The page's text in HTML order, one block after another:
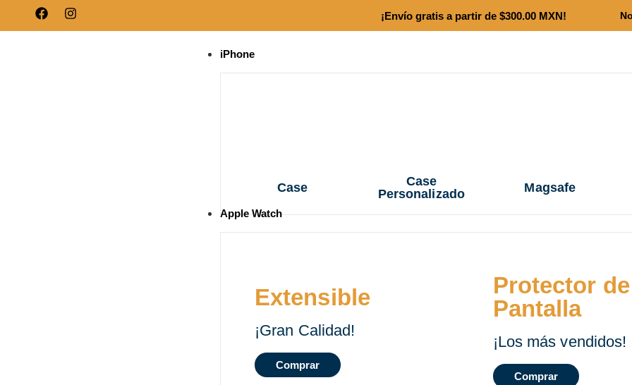
¡Envío gratis a partir de $300.00 MXN!
iPhone
Case
Case
Personalizado
Magsafe
Apple Watch
Extensible
¡Gran Calidad!
Comprar
Protector de
Pantalla
¡Los más vendidos!
Comprar